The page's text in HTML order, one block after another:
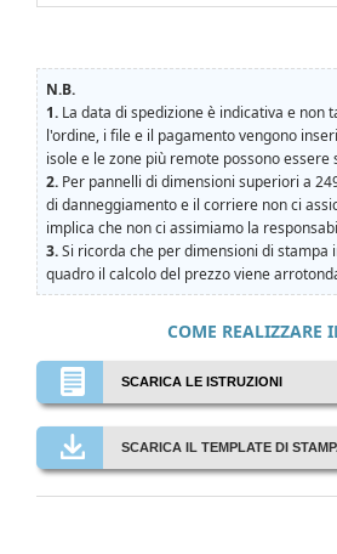
N.B.
1. La data di spedizione è indicativa e non
l'ordine, i file e il pagamento vengono
isole e le zone più remote possono essere
2. Per pannelli di dimensioni superiori a
di danneggiamento e il corriere non ci
implica che non ci assimiamo la
3.Si ricorda che per dimensioni di
quadro il calcolo del prezzo viene
COME REALIZZARE
SCARICA LE ISTRUZIONI
SCARICA IL TEMPLATE DI